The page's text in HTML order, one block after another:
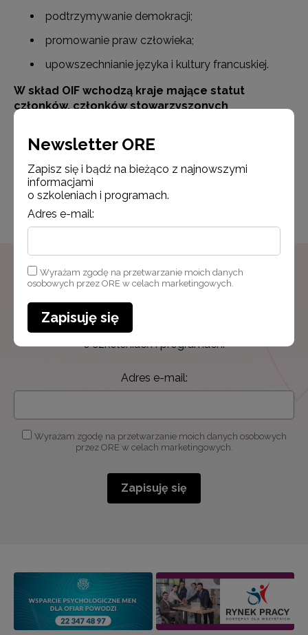
podtrzymywanie demokracji;
promowanie praw człowieka;
upowszechnianie języka i kultury francuskiej.
W skład OIF wchodzą kraje mające statut
członków, członków stowarzyszonych
obserwatora od 1997 roku).
Opublikowano: 11.02.2025
Zmodyfikowano: 10.06.2026
Newsletter ORE
Zapisz się i bądź na bieżąco z najnowszymi
informacjami
o szkoleniach i programach.
Adres e-mail:
Wyrażam zgodę na przetwarzanie moich danych osobowych
przez ORE w celach marketingowych.
Zapisuję się
Newsletter ORE
Zapisz się i bądź na bieżąco z najnowszymi
informacjami
o szkoleniach i programach.
Adres e-mail:
Wyrażam zgodę na przetwarzanie moich danych
osobowych przez ORE w celach marketingowych.
Zapisuję się